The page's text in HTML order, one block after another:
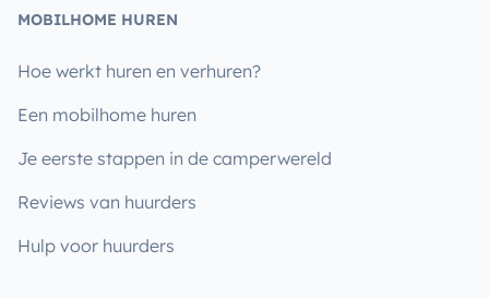
MOBILHOME HUREN
Hoe werkt huren en verhuren?
Een mobilhome huren
Je eerste stappen in de camperwereld
Reviews van huurders
Hulp voor huurders